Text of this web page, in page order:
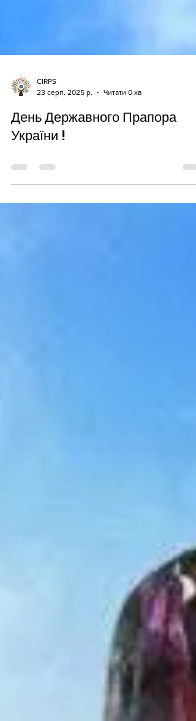
23 серп. 2025 р.
Читати 0 хв
День Державного Прапора
України !